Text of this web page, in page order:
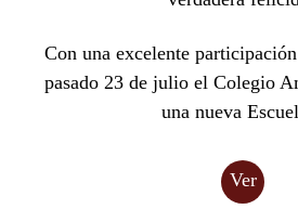
Con una excelente
pasado 23 de julio el Colegio
una nueva
Ver